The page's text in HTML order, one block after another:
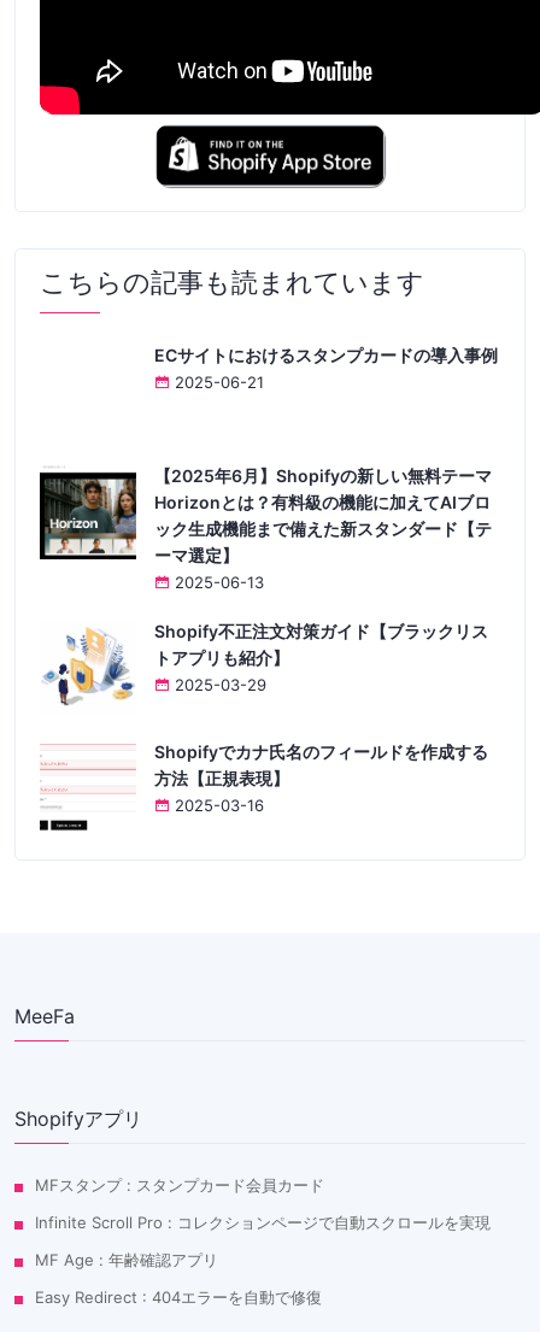
こちらの記事も読まれています
ECサイトにおけるスタンプカードの導入事例
2025-06-21
【2025年6月】Shopifyの新しい無料テーマ
Horizonとは？有料級の機能に加えてAIブロ
ック生成機能まで備えた新スタンダード【テ
ーマ選定】
2025-06-13
Shopify不正注文対策ガイド【ブラックリス
トアプリも紹介】
2025-03-29
Shopifyでカナ氏名のフィールドを作成する
方法【正規表現】
2025-03-16
MeeFa
Shopifyアプリ
MFスタンプ : スタンプカード会員カード
Infinite Scroll Pro : コレクションページで自動スクロールを実現
MF Age : 年齢確認アプリ
Easy Redirect : 404エラーを自動で修復